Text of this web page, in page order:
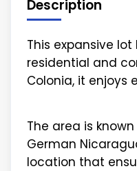
Description
This expansive
residential and
Colonia, it enjoys
The area is
German
location that